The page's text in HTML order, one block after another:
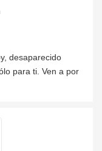
desaparecido
para ti. Ven a por